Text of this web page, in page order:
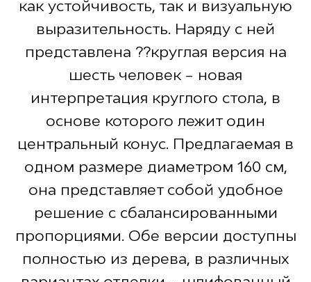
как устойчивость, так и визуальную
выразительность. Наряду с ней
представлена ??круглая версия на
шесть человек – новая
интерпретация круглого стола, в
основе которого лежит один
центральный конус. Предлагаемая в
одном размере диаметром 160 см,
она представляет собой удобное
решение с сбалансированными
пропорциями. Обе версии доступны
полностью из дерева, в различных